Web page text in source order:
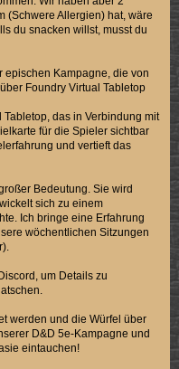
(Schwere Allergien) hat, wäre
du snacken willst, musst du
epischen Kampagne, die von
Foundry Virtual Tabletop
das in Verbindung mit
für die Spieler sichtbar
und vertieft das
Bedeutung. Sie wird
sich zu einem
Ich bringe eine Erfahrung
wöchentlichen Sitzungen
um Details zu
werden und die Würfel über
D&D 5e-Kampagne und
eintauchen!